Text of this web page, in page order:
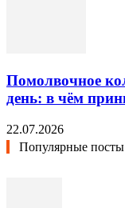
Помолвочное
день: в чём
22.07.2026
Популярные посты